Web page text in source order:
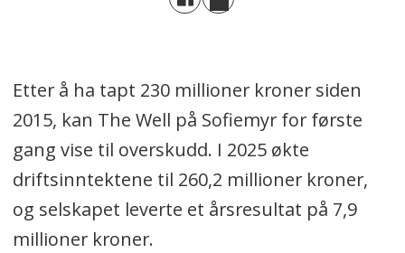
Etter å ha tapt 230 millioner kroner siden
2015, kan The Well på Sofiemyr for første
gang vise til overskudd. I 2025 økte
driftsinntektene til 260,2 millioner kroner,
og selskapet leverte et årsresultat på 7,9
millioner kroner.